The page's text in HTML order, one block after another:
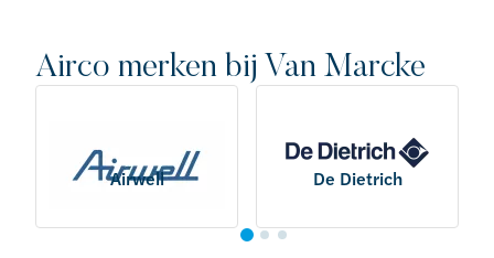
Airco merken bij Van Marcke
Airwell De Dietrich